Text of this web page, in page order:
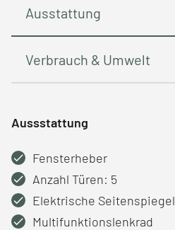
Ausstattung
Verbrauch & Umwelt
Aussstattung
Fensterheber
Anzahl Türen: 5
Elektrische Seitenspiegel
Multifunktionslenkrad